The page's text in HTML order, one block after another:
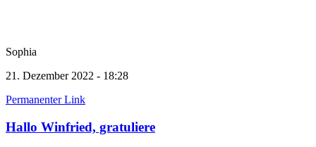
Sophia
21. Dezember 2022 - 18:28
Permanenter Link
Hallo Winfried, gratuliere